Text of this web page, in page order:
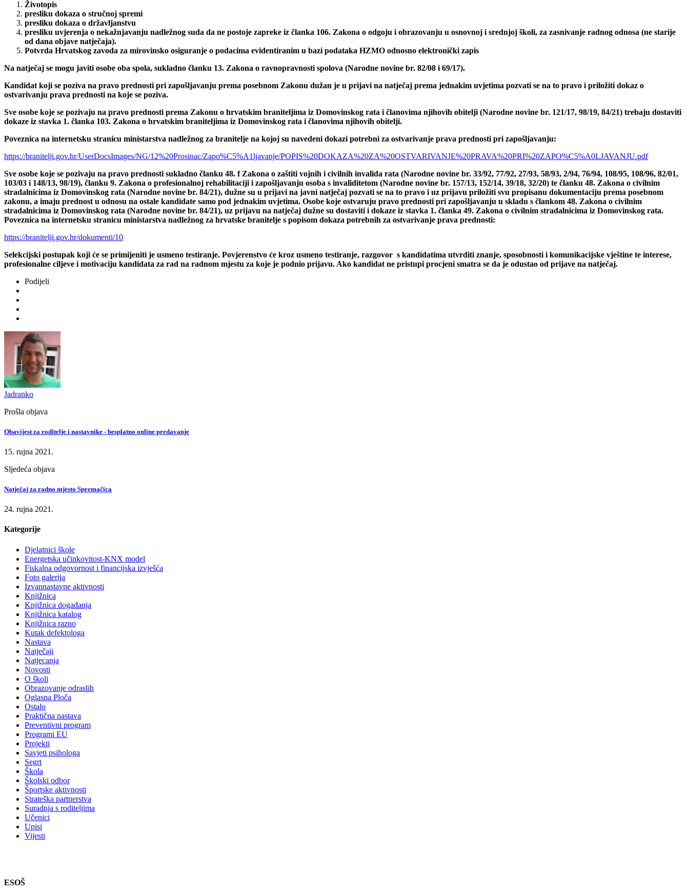
Životopis
presliku dokaza o stručnoj spremi
presliku dokaza o državljanstvu
presliku uvjerenja o nekažnjavanju nadležnog suda da ne postoje zapreke iz članka 106. Zakona o odgoju i obrazovanju u osnovnoj i srednjoj školi, za zasnivanje radnog odnosa (ne starije
od dana objave natječaja).
Potvrda Hrvatskog zavoda za mirovinsko osiguranje o podacima evidentiranim u bazi podataka HZMO odnosno elektronički zapis
Na natječaj se mogu javiti osobe oba spola, sukladno članku 13. Zakona o ravnopravnosti spolova (Narodne novine br. 82/08 i 69/17).
Kandidat koji se poziva na pravo prednosti pri zapošljavanju prema posebnom Zakonu dužan je u prijavi na natječaj prema jednakim uvjetima pozvati se na to pravo i priložiti dokaz o
ostvarivanju prava prednosti na koje se poziva.
Sve osobe koje se pozivaju na pravo prednosti prema Zakonu o hrvatskim braniteljima iz Domovinskog rata i članovima njihovih obitelji (Narodne novine br. 121/17, 98/19, 84/21) trebaju dostaviti
dokaze iz stavka 1. članka 103. Zakona o hrvatskim braniteljima iz Domovinskog rata i članovima njihovih obitelji.
Poveznica na internetsku stranicu ministarstva nadležnog za branitelje na kojoj su navedeni dokazi potrebni za ostvarivanje prava prednosti pri zapošljavanju:
https://branitelji.gov.hr/UserDocsImages/NG/12%20Prosinac/Zapo%C5%A1ljavanje/POPIS%20DOKAZA%20ZA%20OSTVARIVANJE%20PRAVA%20PRI%20ZAPO%C5%A0LJAVANJU.pdf
Sve osobe koje se pozivaju na pravo prednosti sukladno članku 48. f Zakona o zaštiti vojnih i civilnih invalida rata (Narodne novine br. 33/92, 77/92, 27/93, 58/93, 2/94, 76/94, 108/95, 108/96, 82/01,
103/03 i 148/13, 98/19), članku 9. Zakona o profesionalnoj rehabilitaciji i zapošljavanju osoba s invaliditetom (Narodne novine br. 157/13, 152/14, 39/18, 32/20) te članku 48. Zakona o civilnim
stradalnicima iz Domovinskog rata (Narodne novine br. 84/21), dužne su u prijavi na javni natječaj pozvati se na to pravo i uz prijavu priložiti svu propisanu dokumentaciju prema posebnom
zakonu, a imaju prednost u odnosu na ostale kandidate samo pod jednakim uvjetima. Osobe koje ostvaruju pravo prednosti pri zapošljavanju u skladu s člankom 48. Zakona o civilnim
stradalnicima iz Domovinskog rata (Narodne novine br. 84/21), uz prijavu na natječaj dužne su dostaviti i dokaze iz stavka 1. članka 49. Zakona o civilnim stradalnicima iz Domovinskog rata.
Poveznica na internetsku stranicu ministarstva nadležnog za hrvatske branitelje s popisom dokaza potrebnih za ostvarivanje prava prednosti:
https://branitelji.gov.hr/dokumenti/10
Selekcijski postupak koji će se primijeniti je usmeno testiranje. Povjerenstvo će kroz usmeno testiranje, razgovor s kandidatima utvrditi znanje, sposobnosti i komunikacijske vještine te interese,
profesionalne ciljeve i motivaciju kandidata za rad na radnom mjestu za koje je podnio prijavu. Ako kandidat ne pristupi procjeni smatra se da je odustao od prijave na natječaj.
Podijeli
Jadranko
Prošla objava
Obavijest za roditelje i nastavnike - besplatno online predavanje
15. rujna 2021.
Sljedeća objava
Natječaj za radno mjesto Spremačica
24. rujna 2021.
Kategorije
Djelatnici škole
Energetska učinkovitost-KNX model
Fiskalna odgovornost i financijska izvješća
Foto galerija
Izvannastavne aktivnosti
Knjižnica
Knjižnica događanja
Knjižnica katalog
Knjižnica razno
Kutak defektologa
Nastava
Natječaji
Natjecanja
Novosti
O školi
Obrazovanje odraslih
Oglasna Ploča
Ostalo
Praktična nastava
Preventivni program
Programi EU
Projekti
Savjeti psihologa
Segrt
Škola
Školski odbor
Športske aktivnosti
Strateška partnerstva
Suradnja s roditeljima
Učenici
Upisi
Vijesti
ESOŠ